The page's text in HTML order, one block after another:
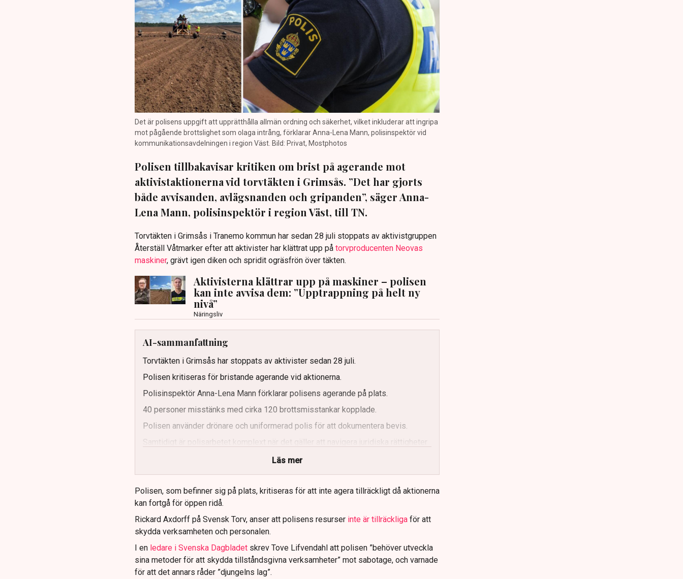
Det är polisens uppgift att upprätthålla allmän ordning och säkerhet, vilket inkluderar att ingripa
mot pågående brottslighet som olaga intrång, förklarar Anna-Lena Mann, polisinspektör vid
kommunikationsavdelningen i region Väst. Bild: Privat, Mostphotos
Polisen tillbakavisar kritiken om brist på agerande mot
aktivistaktionerna vid torvtäkten i Grimsås. ”Det har gjorts
både avvisanden, avlägsnanden och gripanden”, säger Anna-
Lena Mann, polisinspektör i region Väst, till TN.
Torvtäkten i Grimsås i Tranemo kommun har sedan 28 juli stoppats av aktivistgruppen
Återställ Våtmarker efter att aktivister har klättrat upp påtorvproducenten Neovas
maskiner, grävt igen diken och spridit ogräsfrön över täkten.
Aktivisterna klättrar upp på maskiner – polisen
kan inte avvisa dem: ”Upptrappning på helt ny
nivå”
Näringsliv
AI-sammanfattning
Torvtäkten i Grimsås har stoppats av aktivister sedan 28 juli.
Polisen kritiseras för bristande agerande vid aktionerna.
Polisinspektör Anna-Lena Mann förklarar polisens agerande på plats.
40 personer misstänks med cirka 120 brottsmisstankar kopplade.
Polisen använder drönare och uniformerad polis för att dokumentera bevis.
Samtidigt är polisarbetet komplext när det gäller att navigera juridiska rättigheter
Läs mer
Polisen, som befinner sig på plats, kritiseras för att inte agera tillräckligt då aktionerna
kan fortgå för öppen ridå.
Rickard Axdorff på Svensk Torv, anser att polisens resurser inte är tillräckliga för att
skydda verksamheten och personalen.
I en ledare i Svenska Dagbladet skrev Tove Lifvendahl att polisen ”behöver utveckla
sina metoder för att skydda tillståndsgivna verksamheter” mot sabotage, och varnade
för att det annars råder ”djungelns lag”.